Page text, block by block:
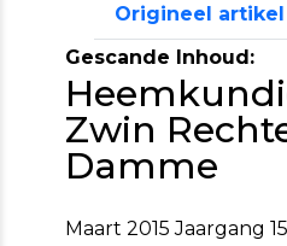
Origineel artikel
Gescande Inhoud:
Zwin
Damme
Maart 2015 Jaargang